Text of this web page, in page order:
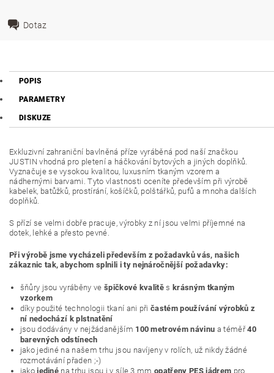
Dotaz
POPIS
PARAMETRY
DISKUZE
Exkluzivní zahraniční bavlněná příze vyráběná pod naší značkou
JUSTIN vhodná pro pletení a háčkování bytových a jiných doplňků.
Vyznačuje se vysokou kvalitou, luxusním tkaným vzorem a
nádhernými barvami. Tyto vlastnosti oceníte především při výrobě
kabelek, batůžků, prostírání, košíčků, polštářků, pufů a mnoha dalších
doplňků.
S přízí se velmi dobře pracuje, výrobky z ní jsou velmi příjemné na
dotek, lehké a přesto pevné.
Při výrobě jsme vycházeli především z požadavků vás, našich
zákaznic tak, abychom splnili i ty nejnáročnější požadavky:
šňůry jsou vyráběny ve špičkové kvalitě s krásným tkaným
vzorkem
díky použité technologii tkaní ani přičastém používání výrobků z
ní nedochází k plstnatění
jsou dodávány v nejžádanějším 100 metrovém návinu a téměř40
barevných odstínech
jako jediné na našem trhu jsou navíjeny v rolích, už nikdy žádné
rozmotávání přaden ;-)
jakojediné na trhu jsou i v síle 3 mmopatřeny PES jádrem pro